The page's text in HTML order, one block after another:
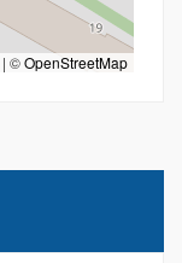
| ©OpenStreetMap